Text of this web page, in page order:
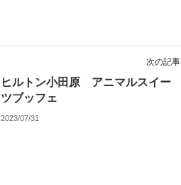
次の記事
ヒルトン小田原 アニマルスイー
ツブッフェ
2023/07/31